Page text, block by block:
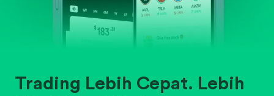
Trading Lebih Cepat. Lebih